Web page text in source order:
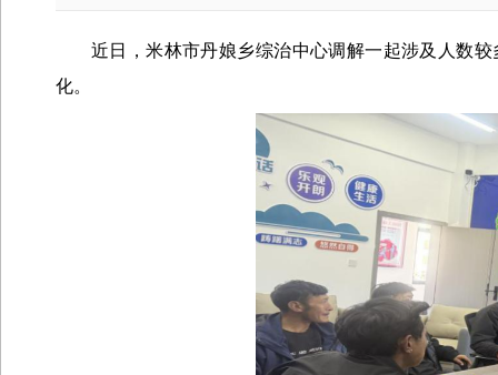
近日，米林市丹娘乡综治中心调解一起涉及人数
化。